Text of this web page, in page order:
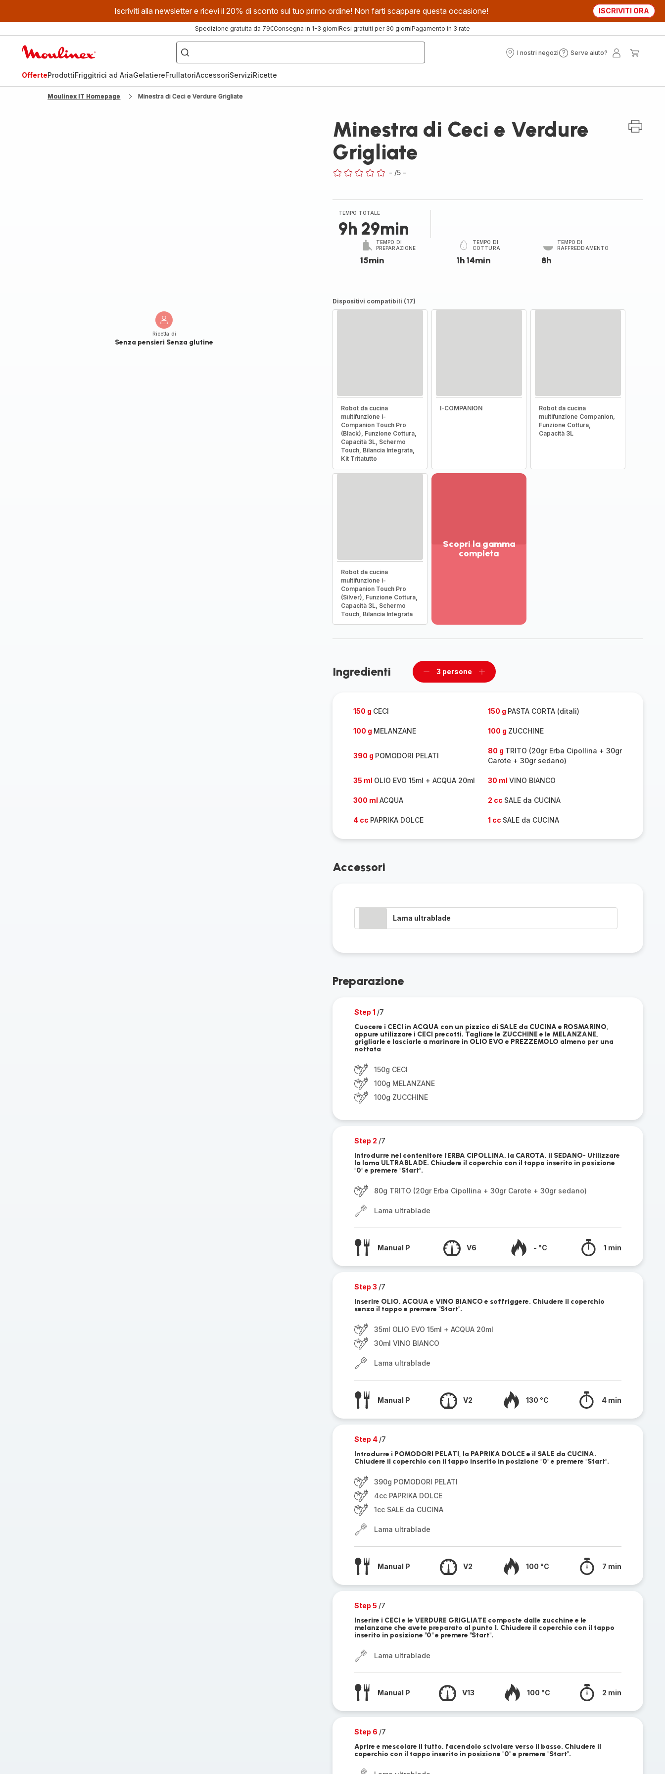
Iscriviti alla newsletter e ricevi il 20% di sconto sul tuo primo ordine! Non farti scappare questa occasione! ISCRIVITI ORA
Spedizione gratuita da 79€Consegna in 1-3 giorniResi gratuiti per 30 giorniPagamento in 3 rate
Cosa
stai
cercando?
I nostri negozi
I
Serve aiuto?
Serve
OfferteProdottiFriggitrici ad AriaGelatiereFrullatoriAccessoriServiziRicette
Moulinex IT Homepage Minestra di Ceci e Verdure Grigliate
Ricetta di
Senza pensieri Senza glutine
Minestra di Ceci e Verdure
Grigliate
- /5 -
TEMPO TOTALE
9h 29min
TEMPO DI
PREPARAZIONE
15min
TEMPO DI
COTTURA
1h 14min
TEMPO DI
RAFFREDDAMENTO
8h
Dispositivi compatibili (17)
Robot da cucina
multifunzione i-
Companion Touch Pro
(Black), Funzione Cottura,
Capacità 3L, Schermo
Touch, Bilancia Integrata,
Kit Tritatutto
I-COMPANION
Robot da cucina
multifunzione Companion,
Funzione Cottura,
Capacità 3L
Robot da cucina
multifunzione i-
Companion Touch Pro
(Silver), Funzione Cottura,
Capacità 3L, Schermo
Touch, Bilancia Integrata
Scopri la gamma
completa
gamma
-
Ingredienti
Rimuovi
3 persone
Aggiungi
150 g CECI 150 g PASTA CORTA (ditali)
100 g MELANZANE 100 g ZUCCHINE
390 g POMODORI PELATI
80 g TRITO (20gr Erba Cipollina + 30gr
Carote + 30gr sedano)
35 ml OLIO EVO 15ml + ACQUA 20ml 30 ml VINO BIANCO
300 ml ACQUA 2 cc SALE da CUCINA
4 cc PAPRIKA DOLCE 1 cc SALE da CUCINA
Accessori
Lama ultrablade
Preparazione
Step 1 /7
Cuocere i CECI in ACQUA con un pizzico di SALE da CUCINA e ROSMARINO,
oppure utilizzare i CECI precotti. Tagliare le ZUCCHINE e le MELANZANE,
grigliarle e lasciarle a marinare in OLIO EVO e PREZZEMOLO almeno per una
nottata
150g CECI
100g MELANZANE
100g ZUCCHINE
Step 2 /7
Introdurre nel contenitore l'ERBA CIPOLLINA, la CAROTA, il SEDANO- Utilizzare
la lama ULTRABLADE. Chiudere il coperchio con il tappo inserito in posizione
"0" e premere "Start".
80g TRITO (20gr Erba Cipollina + 30gr Carote + 30gr sedano)
Lama ultrablade
Manual P V6 - °C 1 min
Step 3 /7
Inserire OLIO, ACQUA e VINO BIANCO e soffriggere. Chiudere il coperchio
senza il tappo e premere "Start".
35ml OLIO EVO 15ml + ACQUA 20ml
30ml VINO BIANCO
Lama ultrablade
Manual P V2 130 °C 4 min
Step 4 /7
Introdurre i POMODORI PELATI, la PAPRIKA DOLCE e il SALE da CUCINA.
Chiudere il coperchio con il tappo inserito in posizione "0" e premere "Start".
390g POMODORI PELATI
4cc PAPRIKA DOLCE
1cc SALE da CUCINA
Lama ultrablade
Manual P V2 100 °C 7 min
Step 5 /7
Inserire i CECI e le VERDURE GRIGLIATE composte dalle zucchine e le
melanzane che avete preparato al punto 1. Chiudere il coperchio con il tappo
inserito in posizione "0" e premere "Start".
Lama ultrablade
Manual P V13 100 °C 2 min
Step 6 /7
Aprire e mescolare il tutto, facendolo scivolare verso il basso. Chiudere il
coperchio con il tappo inserito in posizione "0" e premere "Start".